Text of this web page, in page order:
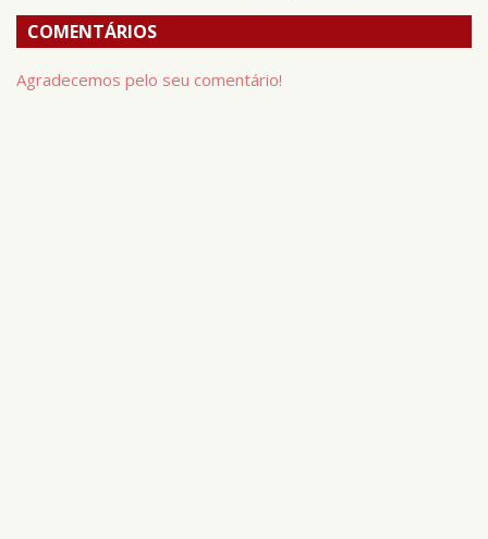
COMENTÁRIOS
Agradecemos pelo seu comentário!